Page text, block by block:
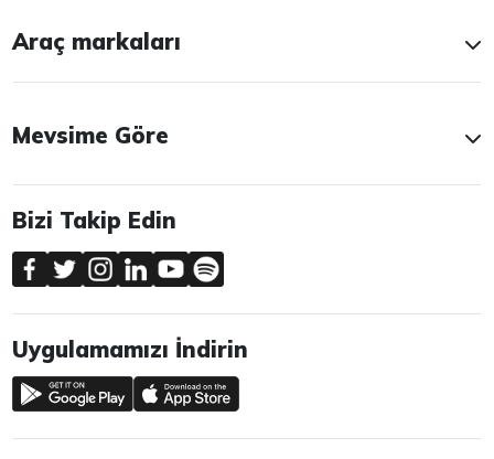
Araç markaları
Mevsime Göre
Bizi Takip Edin
Uygulamamızı İndirin